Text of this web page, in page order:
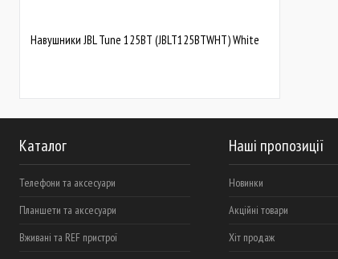
Навушники JBL Tune 125BT (JBLT125BTWHT) White
Каталог
Телефони та аксесуари
Планшети та аксесуари
Вживані та REF пристрої
Наші пропозиції
Новинки
Акційні товари
Хіт продаж